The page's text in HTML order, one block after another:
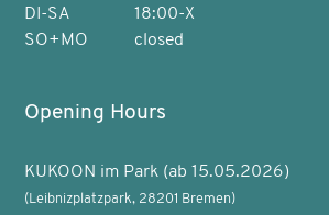
DI-SA
18:00-X
SO+MO
closed
Opening Hours
KUKOON im Park (ab 15.05.2026)
(Leibnizplatzpark, 28201 Bremen)